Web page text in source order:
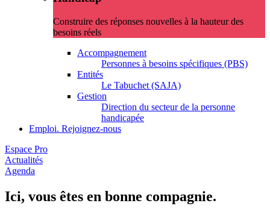
Construire des réponses nouvelles à la hauteur des
besoins réels
Accompagnement
Personnes à besoins spécifiques (PBS)
Entités
Le Tabuchet (SAJA)
Gestion
Direction du secteur de la personne
handicapée
Emploi. Rejoignez-nous
Espace Pro
Actualités
Agenda
Ici, vous êtes en bonne compagnie.